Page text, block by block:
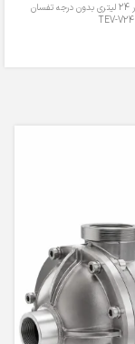
منبع تحت فشار 24 لیتری بدون درجه تفسان